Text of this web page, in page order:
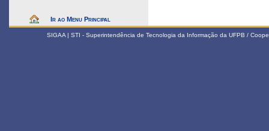
Ir ao Menu Principal
SIGAA | STI - Superintendência de Tecnologia da Informação da UFPB /